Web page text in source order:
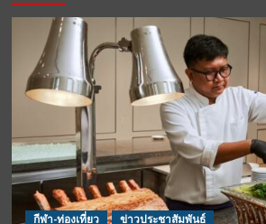
กีฬา-ท่องเที่ยว ข่าวประชาสัมพันธ์